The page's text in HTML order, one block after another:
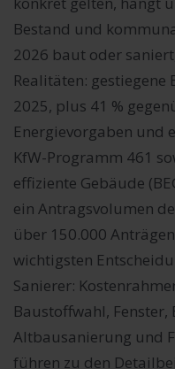
Bestand und
2026 baut oder
Realitäten: gestiegene
2025, plus 41 %
Energievorgaben und
KfW-Programm 461
effiziente Gebäude
ein Antragsvolumen
über 150.000
wichtigsten
Sanierer:
Baustoffwahl, Fenster,
Altbausanierung und
führen zu den